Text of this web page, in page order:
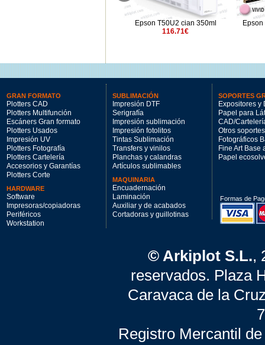
Epson T50U2 cian 350ml
116.71€
GRAN FORMATO
Plotters CAD
Plotters Multifunción
Escáners Gran formato
Plotters Usados
Impresión UV
Plotters Fotografía
Plotters Cartelería
Accesorios y Garantías
Plotters Corte
HARDWARE
Software
Impresoras/copiadoras
Periféricos
Workstation
SUBLIMACIÓN
Impresión DTF
Serigrafía
Impresión sublimación
Impresión fotolitos
Tintas Sublimación
Transfers y vinilos
Planchas y calandras
Artículos sublimables
MAQUINARIA
Encuadernación
Laminación
Auxiliar y de acabados
Cortadoras y guillotinas
SOPORTES
Expositores y
Papel para
CAD/
Otros soportes
Fotográficos
Fine Art Base
Papel
Formas de
© Arkiplot S.L.,
reservados. Plaza
Caravaca de la
Registro Mercantil